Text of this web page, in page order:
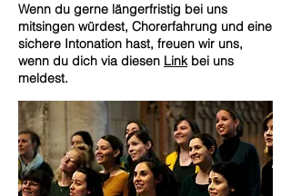
Wenn du gerne längerfristig bei uns
mitsingen würdest, Chorerfahrung und eine
sichere Intonation hast, freuen wir uns,
wenn du dich via diesen Linkbei uns
meldest.